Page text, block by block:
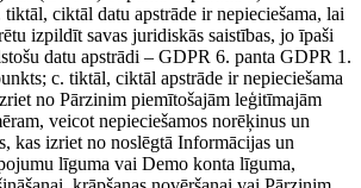
tiktāl, ciktāl datu apstrāde ir nepieciešama, lai
izpildīt savas juridiskās saistības, jo īpaši
datu apstrādi – GDPR 6. panta GDPR 1.
c. tiktāl, ciktāl apstrāde ir nepieciešama
no Pārzinim piemītošajām leģitīmajām
veicot nepieciešamos norēķinus un
kas izriet no noslēgtā Informācijas un
līguma vai Demo konta līguma,